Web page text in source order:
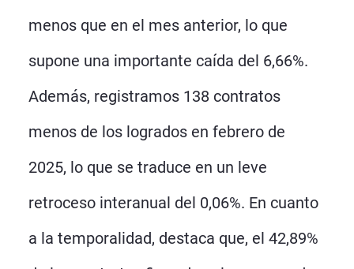
menos que en el mes anterior, lo que
supone una importante caída del 6,66%.
Además, registramos 138 contratos
menos de los logrados en febrero de
2025, lo que se traduce en un leve
retroceso interanual del 0,06%. En cuanto
a la temporalidad, destaca que, el 42,89%